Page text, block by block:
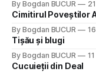
By Bogdan BUCUR
Cimitirul Poveștilor
By Bogdan BUCUR
Tișău și blugi
By Bogdan BUCUR
Cucuieții din Deal